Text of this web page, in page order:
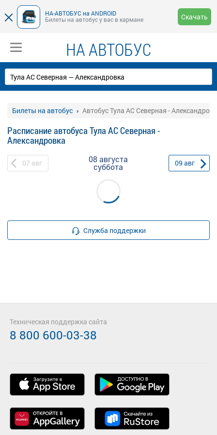
НА-АВТОБУС на ANDROID
Билеты на автобус у вас в кармане
Скачать
НА АВТОБУС
Билеты на автобус Автобус Тула АС Северная -
Расписание автобуса Тула АС Северная -
Александровка
07 авг 08 августа
суббота 09 авг
Служба поддержки
Техническая поддержка сайта
8 800 600-03-38